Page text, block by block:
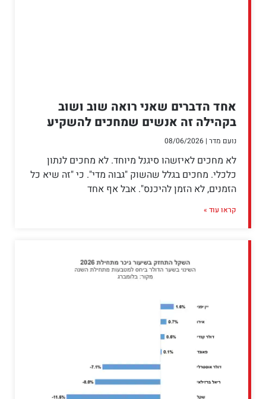
אחד הדברים שאני רואה שוב ושוב
בקהילה זה אנשים שמחכים להשקיע
נועם מדר
לא מחכים לאיזשהו סיגנל מיוחד. לא מחכים לנתון
כלכלי. מחכים בגלל שהשוק "גבוה מדי". כי "זה שיא כל
הזמנים, לא הזמן להיכנס". אבל אף אחד
קראו עוד »